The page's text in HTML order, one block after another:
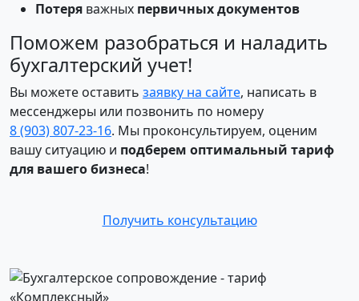
Потеря важных первичныхдокументов
Поможем разобраться и наладить
бухгалтерский учет!
Вы можете оставить заявку на сайте, написать в
мессенджеры или позвонить по номеру
8 (903) 807‑23‑16. Мы проконсультируем, оценим
вашу ситуацию и подберем оптимальный тариф
для вашего бизнеса!
Получить консультацию